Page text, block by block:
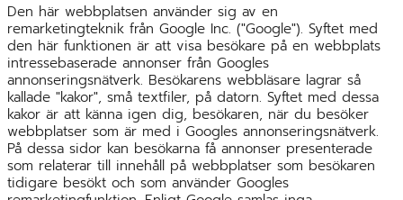
Den här webbplatsen använder sig av en
remarketingteknik från Google Inc. ("Google"). Syftet med
den här funktionen är att visa besökare på en webbplats
intressebaserade annonser från Googles
annonseringsnätverk. Besökarens webbläsare lagrar så
kallade "kakor", små textfiler, på datorn. Syftet med dessa
kakor är att känna igen dig, besökaren, när du besöker
webbplatser som är med i Googles annonseringsnätverk.
På dessa sidor kan besökarna få annonser presenterade
som relaterar till innehåll på webbplatser som besökaren
tidigare besökt och som använder Googles